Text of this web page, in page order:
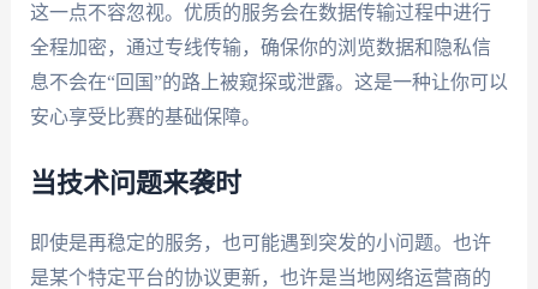
这一点不容忽视。优质的服务会在数据传输过程中进行
全程加密，通过专线传输，确保你的浏览数据和隐私信
息不会在“回国”的路上被窥探或泄露。这是一种让你可以
安心享受比赛的基础保障。
当技术问题来袭时
即使是再稳定的服务，也可能遇到突发的小问题。也许
是某个特定平台的协议更新，也许是当地网络运营商的